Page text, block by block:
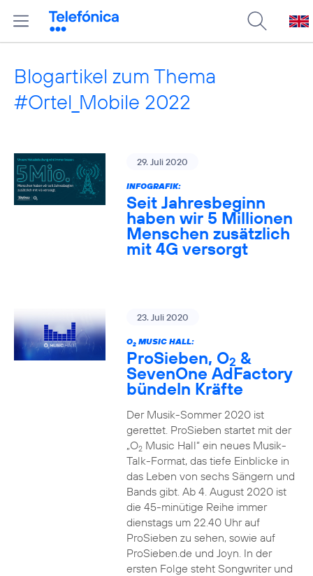
Blogartikel zum Thema
#Ortel_Mobile 2022
29. Juli 2020
INFOGRAFIK:
Seit Jahresbeginn
haben wir 5 Millionen
Menschen zusätzlich
mit 4G versorgt
23. Juli 2020
O2MUSIC HALL:
ProSieben, O2 &
SevenOne AdFactory
bündeln Kräfte
Der Musik-Sommer 2020 ist
gerettet. ProSieben startet mit der
„O2Music Hall“ ein neues Musik-
Talk-Format, das tiefe Einblicke in
das Leben von sechs Sängern und
Bands gibt. Ab 4. August 2020 ist
die 45-minütige Reihe immer
dienstags um 22.40 Uhr auf
ProSieben zu sehen, sowie auf
ProSieben.de und Joyn. In der
ersten Folge steht Songwriter und